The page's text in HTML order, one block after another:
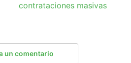
contrataciones masivas
un comentario